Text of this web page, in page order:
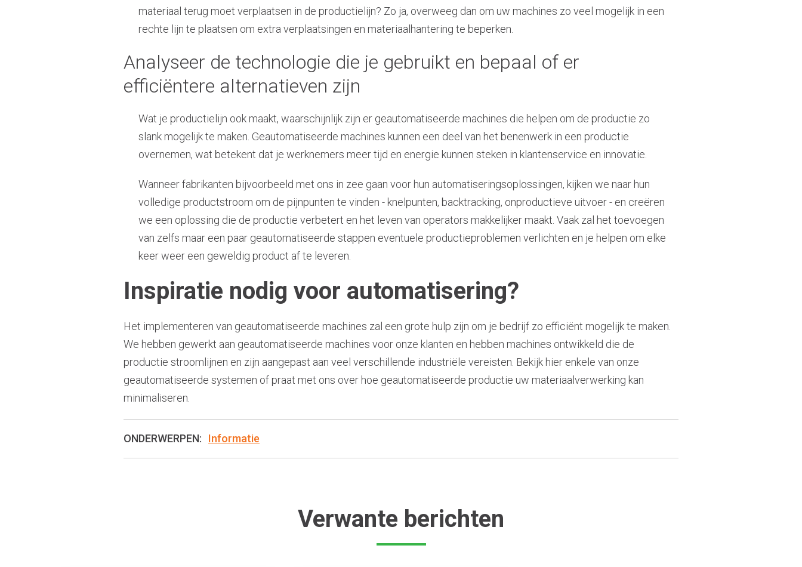
materiaal terug moet verplaatsen in de productielijn? Zo ja, overweeg dan om uw machines zo veel mogelijk in een
rechte lijn te plaatsen om extra verplaatsingen en materiaalhantering te beperken.
Analyseer de technologie die je gebruikt en bepaal of er
efficiëntere alternatieven zijn
Wat je productielijn ook maakt, waarschijnlijk zijn er geautomatiseerde machines die helpen om de productie zo
slank mogelijk te maken. Geautomatiseerde machines kunnen een deel van het benenwerk in een productie
overnemen, wat betekent dat je werknemers meer tijd en energie kunnen steken in klantenservice en innovatie.
Wanneer fabrikanten bijvoorbeeld met ons in zee gaan voor hun automatiseringsoplossingen, kijken we naar hun
volledige productstroom om de pijnpunten te vinden - knelpunten, backtracking, onproductieve uitvoer - en creëren
we een oplossing die de productie verbetert en het leven van operators makkelijker maakt. Vaak zal het toevoegen
van zelfs maar een paar geautomatiseerde stappen eventuele productieproblemen verlichten en je helpen om elke
keer weer een geweldig product af te leveren.
Inspiratie nodig voor automatisering?
Het implementeren van geautomatiseerde machines zal een grote hulp zijn om je bedrijf zo efficiënt mogelijk te maken.
We hebben gewerkt aan geautomatiseerde machines voor onze klanten en hebben machines ontwikkeld die de
productie stroomlijnen en zijn aangepast aan veel verschillende industriële vereisten. Bekijk hier enkele van onze
geautomatiseerde systemen of praat met ons over hoe geautomatiseerde productie uw materiaalverwerking kan
minimaliseren.
ONDERWERPEN: Informatie
Verwante berichten